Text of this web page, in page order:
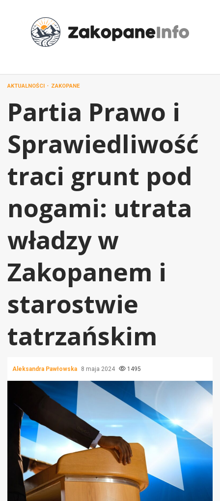
AKTUALNOŚCI ZAKOPANE
Partia Prawo i
Sprawiedliwość
traci grunt pod
nogami: utrata
władzy w
Zakopanem i
starostwie
tatrzańskim
Aleksandra Pawłowska 8 maja 2024 1495